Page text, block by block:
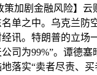
加剧金融风险】
单之中。乌克兰
讯。特朗普的立
司为99%”。谭德
落实“‌卖者尽责、